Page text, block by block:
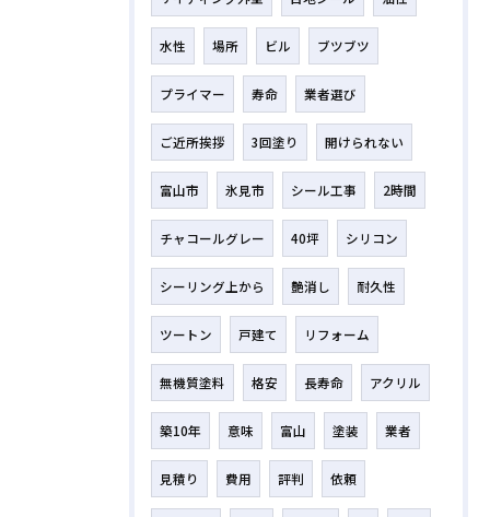
水性 場所 ビル ブツブツ
プライマー 寿命 業者選び
ご近所挨拶 3回塗り 開けられない
富山市 氷見市 シール工事 2時間
チャコールグレー 40坪 シリコン
シーリング上から 艶消し 耐久性
ツートン 戸建て リフォーム
無機質塗料 格安 長寿命 アクリル
築10年 意味 富山 塗装 業者
見積り 費用 評判 依頼